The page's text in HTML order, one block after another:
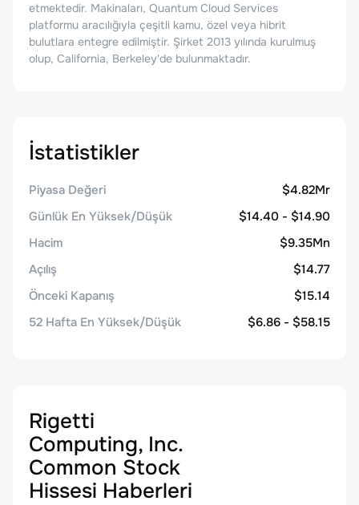
etmektedir. Makinaları, Quantum Cloud Services
platformu aracılığıyla çeşitli kamu, özel veya hibrit
bulutlara entegre edilmiştir. Şirket 2013 yılında kurulmuş
olup, California, Berkeley'de bulunmaktadır.
İstatistikler
Piyasa Değeri
$4.82Mr
Günlük En Yüksek/Düşük
$14.40 - $14.90
Hacim
$9.35Mn
Açılış
$14.77
Önceki Kapanış
$15.14
52 Hafta En Yüksek/Düşük
$6.86 - $58.15
Rigetti
Computing, Inc.
Common Stock
Hissesi Haberleri